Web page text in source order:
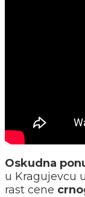
Oskudna
u Kragujevcu
rast cene